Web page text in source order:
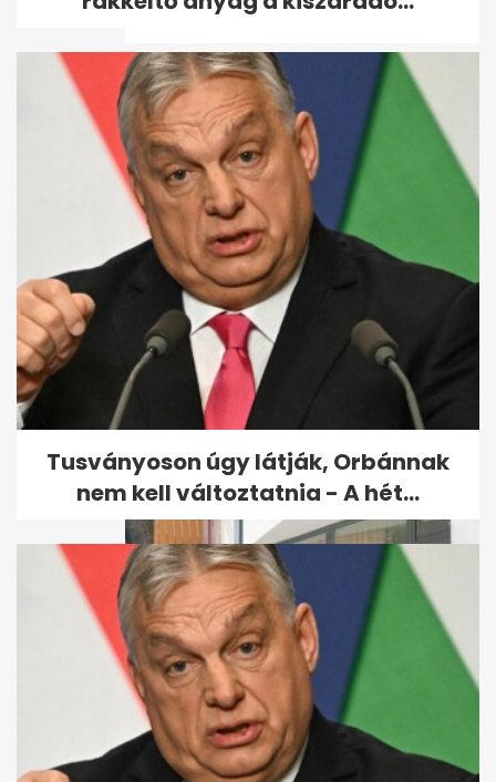
beszédébe...
Újraszámolták a
szavazatokat Győrben –
megvan a végeredmény
Tusványoson úgy látják, Orbánnak
nem kell változtatnia - A hét...